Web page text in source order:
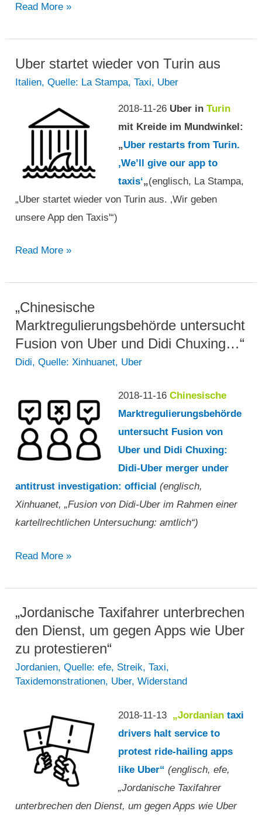
Uber
Scheinwerferlicht,
während
Taxifahrer
Stadtrats
York
Read More »
Uber startet wieder von Turin aus
Italien,Quelle: La Stampa,Taxi, Uber
2018-11-26 Uber in Turin
mit Kreide im Mundwinkel:
„Uber restarts from Turin.
‚We’ll give our app to
taxis‘„(englisch, La Stampa,
„Uber startet wieder von Turin aus. ‚Wir geben
unsere App den Taxis'“)
Uber
wieder
von
Turin
aus
Read More »
„Chinesische
Marktregulierungsbehörde untersucht
Fusion von Uber und Didi Chuxing…“
Didi,Quelle: Xinhuanet, Uber
2018-11-16 Chinesische
Marktregulierungsbehörde
untersucht Fusion von
Uber und Didi Chuxing:
Didi-Uber merger under
antitrust investigation: official (englisch,
Xinhuanet, „Fusion von Didi-Uber im Rahmen einer
kartellrechtlichen Untersuchung: amtlich“)
„Chinesische
untersucht
Fusion
von
Uber
und
Didi
Read More »
„Jordanische Taxifahrer unterbrechen
den Dienst, um gegen Apps wie Uber
zu protestieren“
Jordanien,Quelle: efe, Streik,Taxi,
Taxidemonstrationen, Uber,Widerstand
2018-11-13 „Jordaniantaxi
drivers halt service to
protest ride-hailing apps
like Uber“ (englisch, efe,
„Jordanische Taxifahrer
unterbrechen den Dienst, um gegen Apps wie Uber